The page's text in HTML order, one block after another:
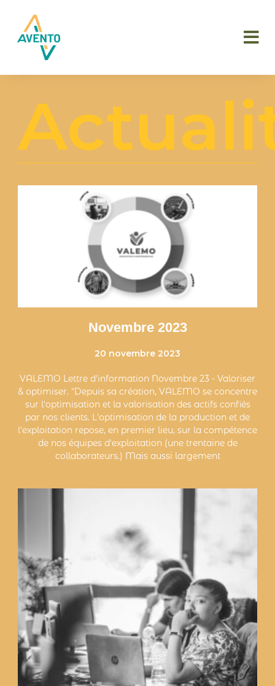
Novembre 2023
20 novembre 2023
VALEMO Lettre d'information Novembre 23 - Valoriser
& optimiser. "Depuis sa création, VALEMO se concentre
sur l'optimisation et la valorisation des actifs confiés
par nos clients. L'optimisation de la production et de
l'exploitation repose, en premier lieu, sur la compétence
de nos équipes d'exploitation (une trentaine de
collaborateurs.) Mais aussi largement